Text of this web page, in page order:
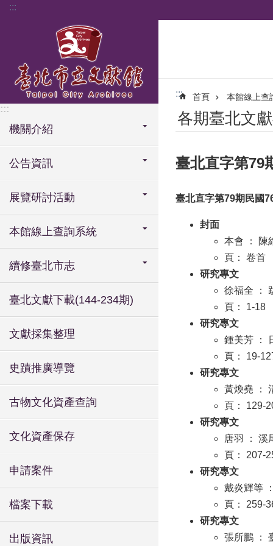
跳到主要內容區塊
:::
:::
機關介紹
公告資訊
展覽研討活動
本館線上查詢系統
續修臺北市志
臺北文獻下載(144-234期)
文獻採集整理
史蹟推廣導覽
古物文化資產查詢
文化資產保存
申請案件
檔案下載
出版資訊
::: 首頁 本館線上查
各期臺北文
臺北直字第79
臺北直字第79期民國
封面
本會 ： 陳
頁： 卷首
研究專文
徐福全 ：
頁： 1-18
研究專文
鍾美芳 ：
頁： 19-
研究專文
黃煥堯 ：
頁： 129-
研究專文
唐羽 ： 溪
頁： 207-
研究專文
戴炎輝等
頁： 259-
研究專文
張所鵬 ：